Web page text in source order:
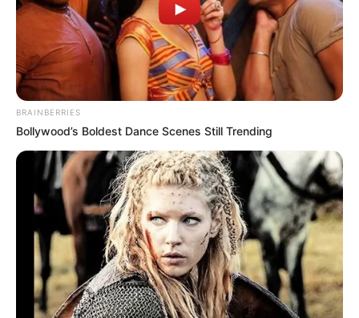
Watch The Most Jaw‑Dropping Figure Skating
Moments
BRAINBERRIES
BRAINBERRIES
Bollywood’s Boldest Dance Scenes Still Trending